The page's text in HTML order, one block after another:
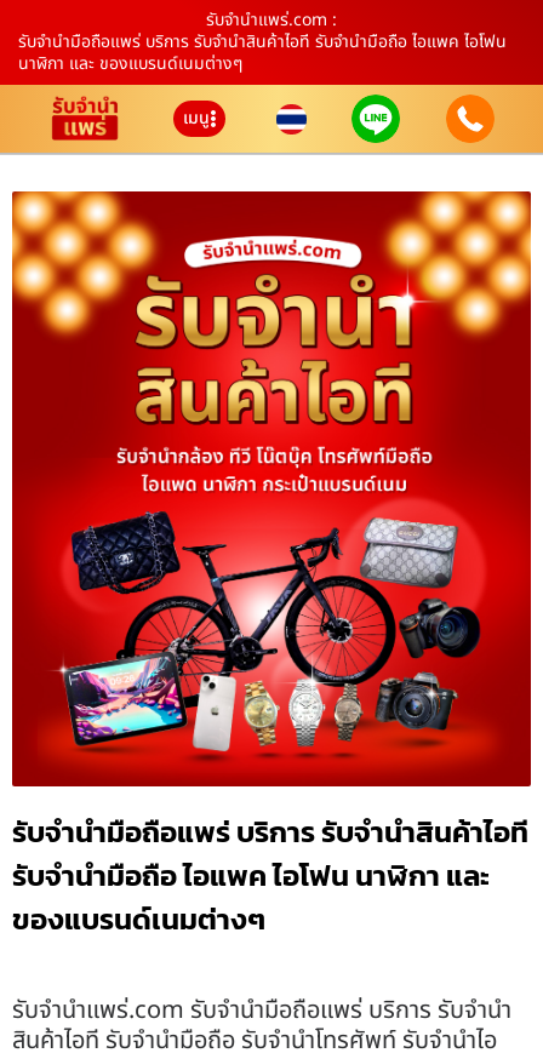
รับจํานําแพร่.com :
รับจำนำมือถือแพร่ บริการ รับจำนำสินค้าไอที รับจำนำมือถือ ไอแพค ไอโฟน
นาฬิกา และ ของแบรนด์เนมต่างๆ
เมนู
รับจำนำมือถือแพร่ บริการ รับจำนำสินค้าไอที
รับจำนำมือถือ ไอแพค ไอโฟน นาฬิกา และ
ของแบรนด์เนมต่างๆ
รับจํานําแพร่.com รับจำนำมือถือแพร่ บริการ รับจำนำ
สินค้าไอที รับจำนำมือถือ รับจำนำโทรศัพท์ รับจำนำไอ